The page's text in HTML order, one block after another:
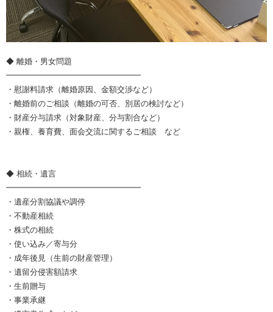
◆ 離婚・男女問題
━━━━━━━━━━━━━━━━━
・慰謝料請求（離婚原因、金額交渉など）
・離婚前のご相談（離婚の可否、別居の検討など）
・財産分与請求（対象財産、分与割合など）
・親権、養育費、面会交流に関するご相談 など
◆ 相続・遺言
━━━━━━━━━━━━━━━━━
・遺産分割協議や調停
・不動産相続
・株式の相続
・使い込み／寄与分
・成年後見（生前の財産管理）
・遺留分侵害額請求
・生前贈与
・事業承継